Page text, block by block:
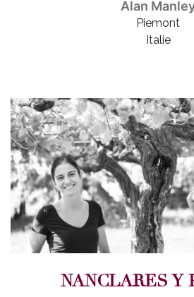
Alan
Piemont
Italie
NANCLARES Y